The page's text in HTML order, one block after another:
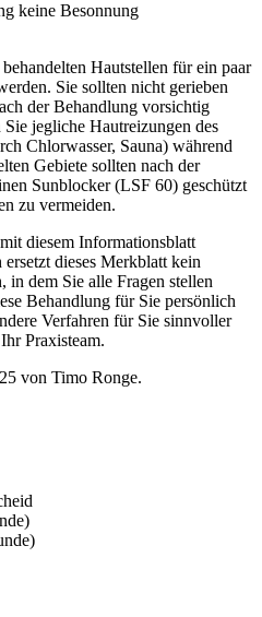
keine Besonnung
Hautstellen für ein paar
Sie sollten nicht gerieben
der Behandlung vorsichtig
jegliche Hautreizungen des
Chlorwasser, Sauna) während
Gebiete sollten nach der
Sunblocker (LSF 60) geschützt
zu vermeiden.
diesem Informationsblatt
dieses Merkblatt kein
in dem Sie alle Fragen stellen
Behandlung für Sie persönlich
Verfahren für Sie sinnvoller
Praxisteam.
von Timo Ronge.